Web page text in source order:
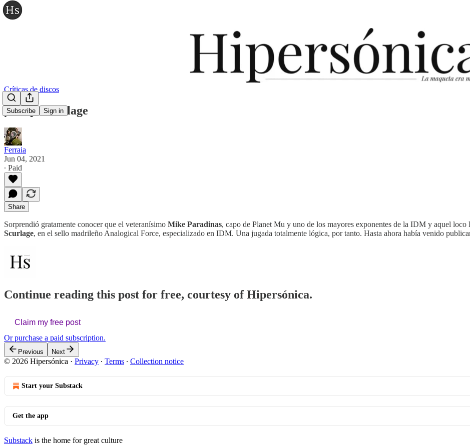
Subscribe Sign in
Críticas de discos
µ-Ziq - Scurlage
Ferraia
Jun 04, 2021
∙ Paid
Share
Sorprendió gratamente conocer que el veteranísimo Mike Paradinas, capo de Planet Mu y uno de los mayores exponentes de la IDM y aquel
Scurlage, en el sello madrileño Analogical Force, especializado en IDM. Una jugada totalmente lógica, por tanto. Hasta ahora había venido
Continue reading this post for free, courtesy of Hipersónica.
Claim my free post
Or purchase a paid subscription.
Previous Next
© 2026 Hipersónica · Privacy ∙ Terms ∙ Collection notice
Start your Substack
Get the app
Substack is the home for great culture